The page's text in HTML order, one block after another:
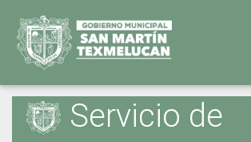
Servicio de